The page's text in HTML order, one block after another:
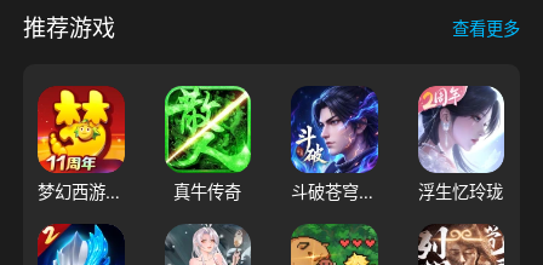
推荐游戏 查看更多
梦幻西游（大陆服） 真牛传奇 斗破苍穹：三年之约 浮生忆玲珑